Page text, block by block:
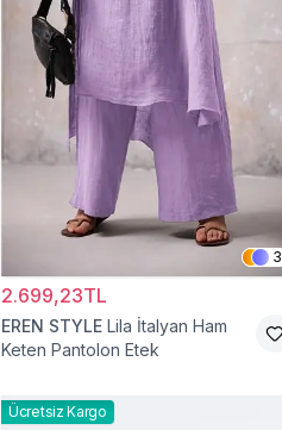
3
2.699,23TL
EREN STYLE Lila İtalyan Ham
Keten Pantolon Etek
Ücretsiz Kargo